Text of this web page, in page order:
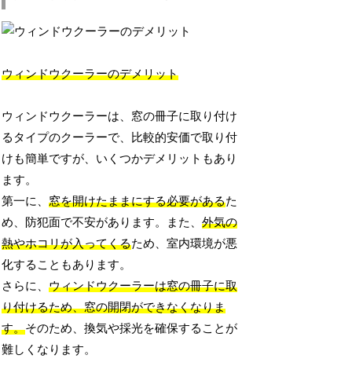
ウィンドウクーラーのデメリット
ウィンドウクーラーは、窓の冊子に取り付け
るタイプのクーラーで、比較的安価で取り付
けも簡単ですが、いくつかデメリットもあり
ます。
第一に、窓を開けたままにする必要があるた
め、防犯面で不安があります。また、外気の
熱やホコリが入ってくるため、室内環境が悪
化することもあります。
さらに、ウィンドウクーラーは窓の冊子に取
り付けるため、窓の開閉ができなくなりま
す。そのため、換気や採光を確保することが
難しくなります。